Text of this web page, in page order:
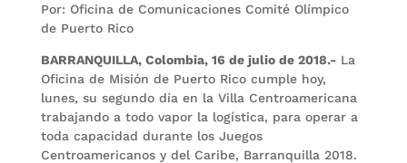
Por: Oficina de Comunicaciones Comité Olímpico
de Puerto Rico
BARRANQUILLA, Colombia, 16 de julio de 2018.-La
Oficina de Misión de Puerto Rico cumple hoy,
lunes, su segundo día en la Villa Centroamericana
trabajando a todo vapor la logística, para operar a
toda capacidad durante los Juegos
Centroamericanos y del Caribe, Barranquilla 2018.